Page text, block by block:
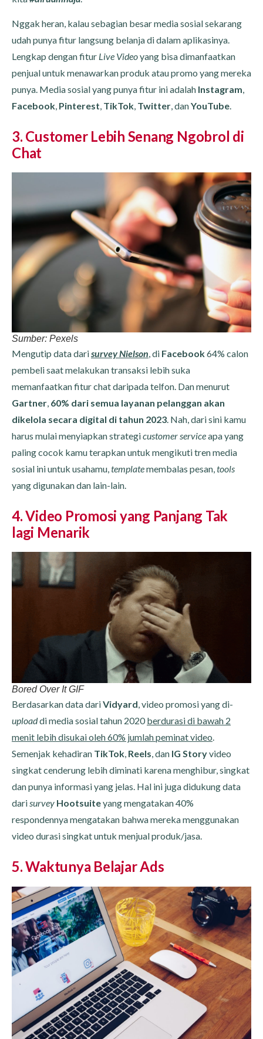
Nggak heran, kalau sebagian besar media sosial sekarang
udah punya fitur langsung belanja di dalam aplikasinya.
Lengkap dengan fitur Live Videoyang bisa dimanfaatkan
penjual untuk menawarkan produk atau promo yang mereka
punya. Media sosial yang punya fitur ini adalah Instagram,
Facebook, Pinterest, TikTok, Twitter, danYouTube.
3. Customer Lebih Senang Ngobrol di
Chat
Sumber: Pexels
Mengutip data darisurvey Nielson, di Facebook64% calon
pembeli saat melakukan transaksi lebih suka
memanfaatkan fitur chat daripada telfon. Dan menurut
Gartner, 60% dari semua layanan pelanggan akan
dikelola secara digital di tahun 2023. Nah, dari sini kamu
harus mulai menyiapkan strategicustomer serviceapa yang
paling cocok kamu terapkan untuk mengikuti tren media
sosial ini untuk usahamu,templatemembalas pesan,tools
yang digunakan dan lain-lain.
4. Video Promosi yang Panjang Tak
lagi Menarik
Bored Over It GIF
Berdasarkan data dariVidyard, video promosi yang di-
uploaddi media sosial tahun 2020berdurasi di bawah 2
menit lebih disukai oleh 60% jumlah peminat video.
Semenjak kehadiran TikTok, Reels, dan IG Storyvideo
singkat cenderung lebih diminati karena menghibur, singkat
dan punya informasi yang jelas. Hal ini juga didukung data
darisurvey Hootsuiteyang mengatakan 40%
respondennya mengatakan bahwa mereka menggunakan
video durasi singkat untuk menjual produk/jasa.
5. Waktunya Belajar Ads